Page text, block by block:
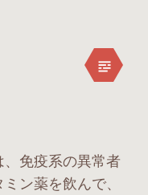
免疫系の異常者
ン薬を飲んで、